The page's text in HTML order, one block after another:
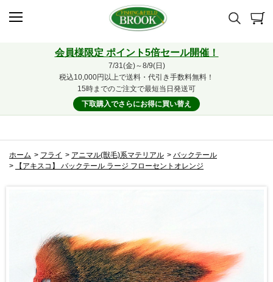
会員様限定 ポイント5倍セール開催！
7/31(金)～8/9(日)
税込10,000円以上で送料・代引き手数料無料！
15時までのご注文で最短当日発送可
下取購入でさらにお得に買い替え
ホーム > フライ > アニマル(獣毛)系マテリアル > バックテール
>
【アキスコ】 バックテール ラージ フローセントオレンジ